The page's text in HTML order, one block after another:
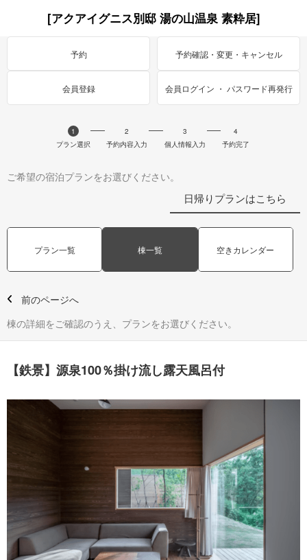
[アクアイグニス別邸 湯の山温泉 素粋居]
予約 予約確認・変更・キャンセル
会員登録 会員ログイン ・ パスワード再発行
1
プラン選択
2
予約内容入力
3
個人情報入力
4
予約完了
ご希望の宿泊プランをお選びください。
日帰りプランはこちら
プラン一覧 棟一覧 空きカレンダー
前のページへ
棟の詳細をご確認のうえ、プランをお選びください。
【鉄景】源泉100％掛け流し露天風呂付